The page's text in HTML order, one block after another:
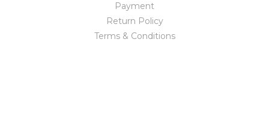
Payment
Return Policy
Terms & Conditions